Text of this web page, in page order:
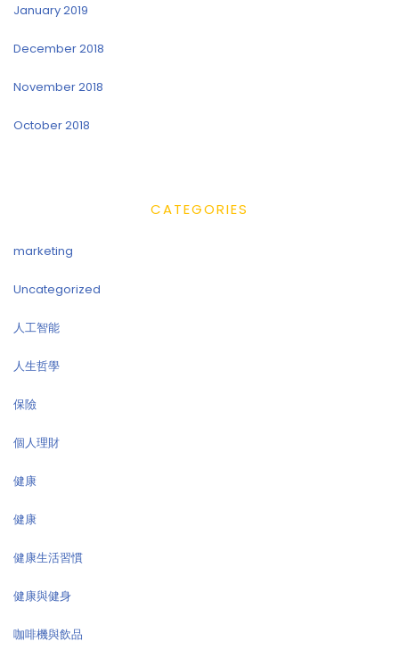
January 2019
December 2018
November 2018
October 2018
CATEGORIES
marketing
Uncategorized
人工智能
人生哲學
保險
個人理財
健康
健康
健康生活習慣
健康與健身
咖啡機與飲品